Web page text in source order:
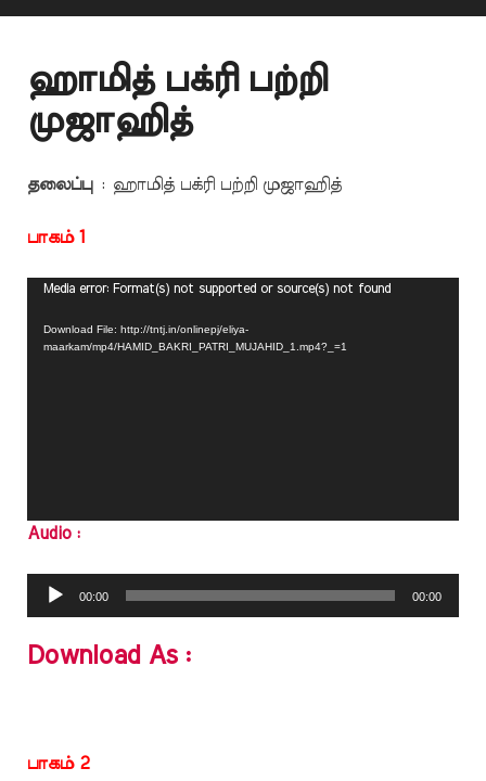
ஹாமித் பக்ரி பற்றி
முஜாஹித்
தலைப்பு: ஹாமித் பக்ரி பற்றி முஜாஹித்
பாகம் 1
Video
Media error: Format(s) not supported or source(s) not found
Download File: http://tntj.in/onlinepj/eliya-
maarkam/mp4/HAMID_BAKRI_PATRI_MUJAHID_1.mp4?_=1
Audio :
Audio
00:00 00:00
Download As :
பாகம் 2